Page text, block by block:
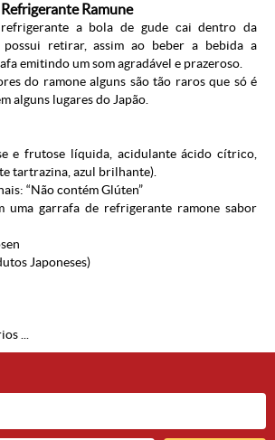
Ramune
a bola de gude cai dentro da
retirar, assim ao beber a bebida a
emitindo um som agradável e prazeroso.
do ramone alguns são tão raros que só é
alguns lugares do Japão.
e frutose líquida, acidulante ácido cítrico,
tartrazina, azul brilhante).
“Não contém Glúten”
uma garrafa de refrigerante ramone sabor
Japoneses)
...